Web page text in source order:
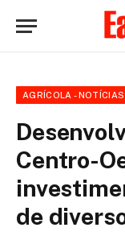
AGRÍCOLA -
Centro-
de